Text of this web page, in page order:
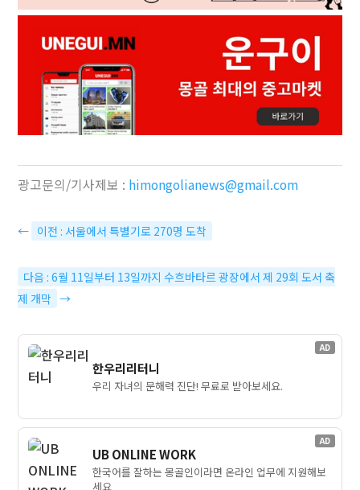
광고문의/기사제보 : himongolianews@gmail.com
← 이전 : 서울에서 특별기로 270명 도착
다음 : 6월 11일부터 13일까지 수흐바타르 광장에서 제 29회 도서 축
제 개막 →
AD
한우리리터니
우리 자녀의 문해력 진단! 무료로 받아보세요.
AD
UB ONLINE WORK
한국어를 잘하는 몽골인이라면 온라인 업무에 지원해보
세요